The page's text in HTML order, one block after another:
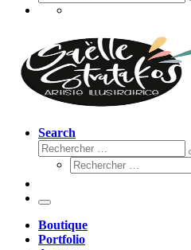
Search
Rechercher
Rechercher
Menu
Boutique
Portfolio